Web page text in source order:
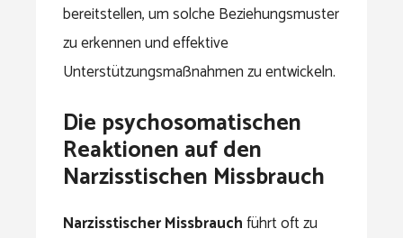
bereitstellen, um solche Beziehungsmuster
zu erkennen und effektive
Unterstützungsmaßnahmen zu entwickeln.
Die psychosomatischen
Reaktionen auf den
Narzisstischen Missbrauch
Narzisstischer Missbrauchführt oft zu